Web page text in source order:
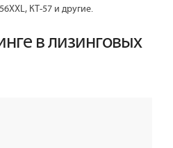
КТ-57 и другие.
в лизинговых